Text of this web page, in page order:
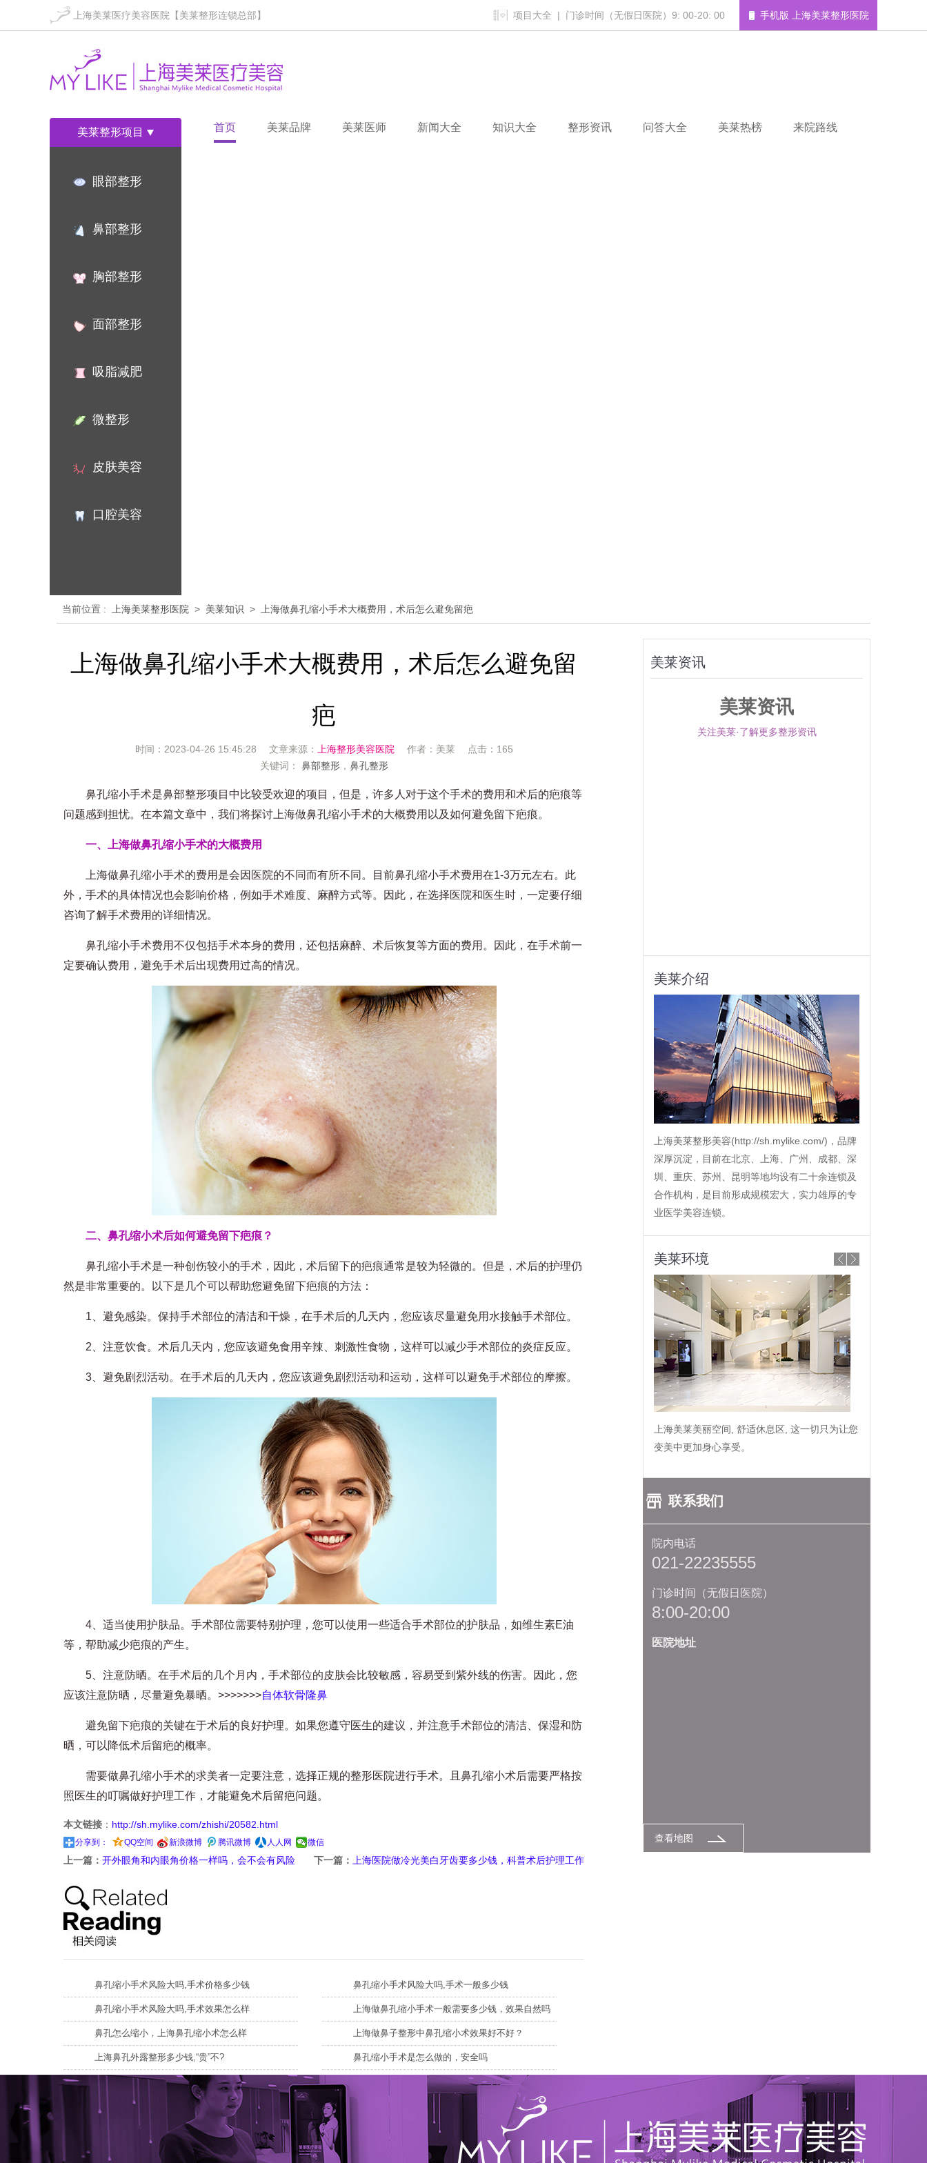
上海美莱医疗美容医院【美莱整形连锁总部】 手机版 上海美莱整形医院
项目大全 | 门诊时间（无假日医院）9: 00-20: 00
美莱整形项目
眼部整形
鼻部整形
胸部整形
面部整形
吸脂减肥
微整形
皮肤美容
口腔美容
首页 美莱品牌 美莱医师 新闻大全 知识大全 整形资讯 问答大全 美莱热榜 来院路线
当前位置 : 上海美莱整形医院 > 美莱知识 > 上海做鼻孔缩小手术大概费用，术后怎么避免留疤
上海做鼻孔缩小手术大概费用，术后怎么避免留
疤
时间：2023-04-26 15:45:28 文章来源： 上海整形美容医院 作者：美莱 点击：165
关键词： 鼻部整形， 鼻孔整形
鼻孔缩小手术是鼻部整形项目中比较受欢迎的项目，但是，许多人对于这个手术的费用和术后的疤痕等
问题感到担忧。在本篇文章中，我们将探讨上海做鼻孔缩小手术的大概费用以及如何避免留下疤痕。
一、上海做鼻孔缩小手术的大概费用
上海做鼻孔缩小手术的费用是会因医院的不同而有所不同。目前鼻孔缩小手术费用在1-3万元左右。此
外，手术的具体情况也会影响价格，例如手术难度、麻醉方式等。因此，在选择医院和医生时，一定要仔细
咨询了解手术费用的详细情况。
鼻孔缩小手术费用不仅包括手术本身的费用，还包括麻醉、术后恢复等方面的费用。因此，在手术前一
定要确认费用，避免手术后出现费用过高的情况。
二、鼻孔缩小术后如何避免留下疤痕？
鼻孔缩小手术是一种创伤较小的手术，因此，术后留下的疤痕通常是较为轻微的。但是，术后的护理仍
然是非常重要的。以下是几个可以帮助您避免留下疤痕的方法：
1、避免感染。保持手术部位的清洁和干燥，在手术后的几天内，您应该尽量避免用水接触手术部位。
2、注意饮食。术后几天内，您应该避免食用辛辣、刺激性食物，这样可以减少手术部位的炎症反应。
3、避免剧烈活动。在手术后的几天内，您应该避免剧烈活动和运动，这样可以避免手术部位的摩擦。
4、适当使用护肤品。手术部位需要特别护理，您可以使用一些适合手术部位的护肤品，如维生素E油
等，帮助减少疤痕的产生。
5、注意防晒。在手术后的几个月内，手术部位的皮肤会比较敏感，容易受到紫外线的伤害。因此，您
应该注意防晒，尽量避免暴晒。>>>>>>>自体软骨隆鼻
避免留下疤痕的关键在于术后的良好护理。如果您遵守医生的建议，并注意手术部位的清洁、保湿和防
晒，可以降低术后留疤的概率。
需要做鼻孔缩小手术的求美者一定要注意，选择正规的整形医院进行手术。且鼻孔缩小术后需要严格按
照医生的叮嘱做好护理工作，才能避免术后留疤问题。
本文链接 ： http://sh.mylike.com/zhishi/20582.html
分享到： QQ空间 新浪微博 腾讯微博 人人网 微信
上一篇： 开外眼角和内眼角价格一样吗，会不会有风险 下一篇： 上海医院做冷光美白牙齿要多少钱，科普术后护理工作
鼻孔缩小手术风险大吗,手术价格多少钱 鼻孔缩小手术风险大吗,手术一般多少钱
鼻孔缩小手术风险大吗,手术效果怎么样 上海做鼻孔缩小手术一般需要多少钱，效果自然吗
鼻孔怎么缩小，上海鼻孔缩小术怎么样 上海做鼻子整形中鼻孔缩小术效果好不好？
上海鼻孔外露整形多少钱,“贵”不? 鼻孔缩小手术是怎么做的，安全吗
美莱资讯
美莱资讯
关注美莱·了解更多整形资讯
美莱介绍
上海美莱整形美容(http://sh.mylike.com/)，品牌
深厚沉淀，目前在北京、上海、广州、成都、深
圳、重庆、苏州、昆明等地均设有二十余连锁及
合作机构，是目前形成规模宏大，实力雄厚的专
业医学美容连锁。
美莱环境
上海美莱美丽空间, 舒适休息区, 这一切只为让您
变美中更加身心享受。
联系我们
院内电话
021-22235555
门诊时间（无假日医院）
8:00-20:00
医院地址
查看地图